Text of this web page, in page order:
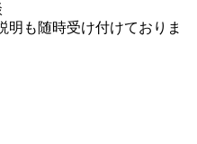
も随時受け付けておりま